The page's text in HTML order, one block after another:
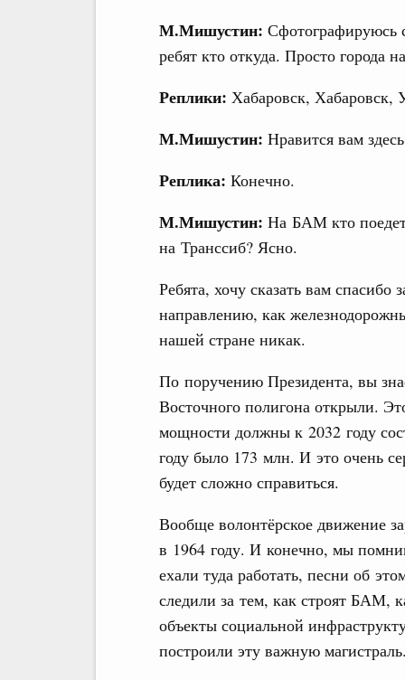
М.Мишустин: Сфотографируюсь
ребят кто откуда. Просто города
Реплики: Хабаровск, Хабаровск,
М.Мишустин: Нравится вам
Реплика: Конечно.
М.Мишустин: На БАМ кто
на Транссиб? Ясно.
Ребята, хочу сказать вам
направлению, как
нашей стране никак.
По поручению Президента, вы
Восточного полигона открыли.
мощности должны к 2032 году
году было 173 млн. И это очень
будет сложно справиться.
Вообще волонтёрское движение
в 1964 году. И конечно, мы
ехали туда работать, песни об
следили за тем, как строят БАМ,
объекты социальной
построили эту важную